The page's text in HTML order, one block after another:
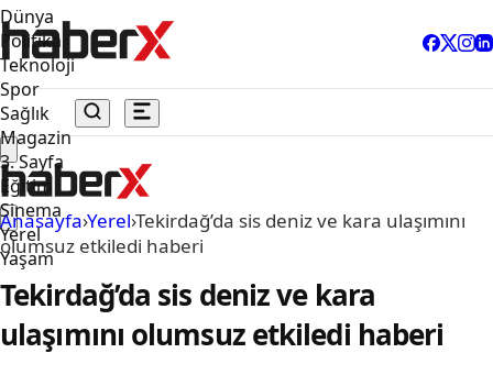
Dünya
Politika
Teknoloji
Spor
Sağlık
Magazin
3. Sayfa
Eğitim
Sinema
Yerel
Yaşam
Anasayfa›Yerel›Tekirdağ’da sis deniz ve kara ulaşımını
olumsuz etkiledi haberi
Tekirdağ’da sis deniz ve kara
ulaşımını olumsuz etkiledi haberi